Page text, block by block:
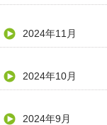
2024年11月
2024年10月
2024年9月